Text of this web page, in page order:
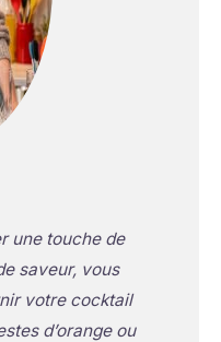
une touche de
saveur, vous
votre cocktail
d’orange ou